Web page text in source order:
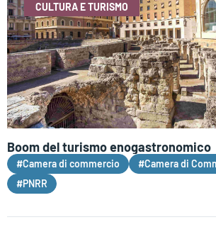
CULTURA E TURISMO
Boom del turismo enogastronomico
#Camera di commercio #Camera di
#PNRR